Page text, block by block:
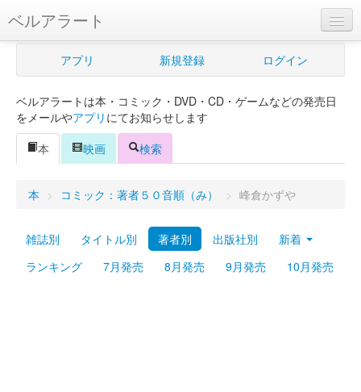
ベルアラート
ベルアラートとは
新規登録
ログイン
Myシェルフ
プレミアム
アプリ 新規登録 ログイン
ベルアラートは本・コミック・DVD・CD・ゲームなどの発売日
をメールやアプリ にてお知らせします
本
映画 検索
本 > コミック：著者５０音順（み） > 峰倉かずや
雑誌別 タイトル別 著者別 出版社別
新着
ランキング
7月発売 8月発売 9月発売 10月発売